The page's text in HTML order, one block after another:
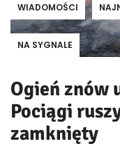
WIADOMOŚCI
NA SYGNALE
Ogień znów
Pociągi
zamknięty